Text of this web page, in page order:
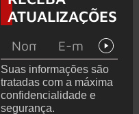
com
Cidade do
montagem
acelerada
e line-up
completo
confirmad
ATUALIZAÇÕES
Suas informações são
tratadas com a máxima
confidencialidade e
segurança.